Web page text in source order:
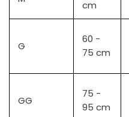
cm
G
60 -
75 cm
GG
75 -
95 cm